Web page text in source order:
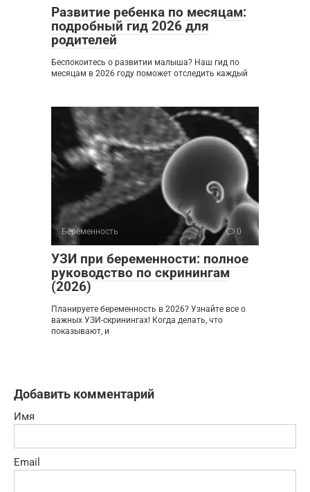
Развитие ребенка по месяцам:
подробный гид 2026 для
родителей
Беспокоитесь о развитии малыша? Наш гид по
месяцам в 2026 году поможет отследить каждый
Беременность 0
УЗИ при беременности: полное
руководство по скринингам
(2026)
Планируете беременность в 2026? Узнайте все о
важных УЗИ-скринингах! Когда делать, что
показывают, и
Добавить комментарий
Имя
Email